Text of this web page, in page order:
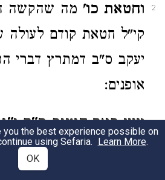
2 וחטאת כו' מה שהקשה
קי"ל חטאת קודם לעולה
יעקב ס"ב דמתרץ דברי
אופנים:
עיין באר היטיב ס"ק י"ג
שב יעקב סי' ב' נסתפק
חטאת ואשם יום א' אחר
the best experience possible on
using Sefaria. Learn More.
OK